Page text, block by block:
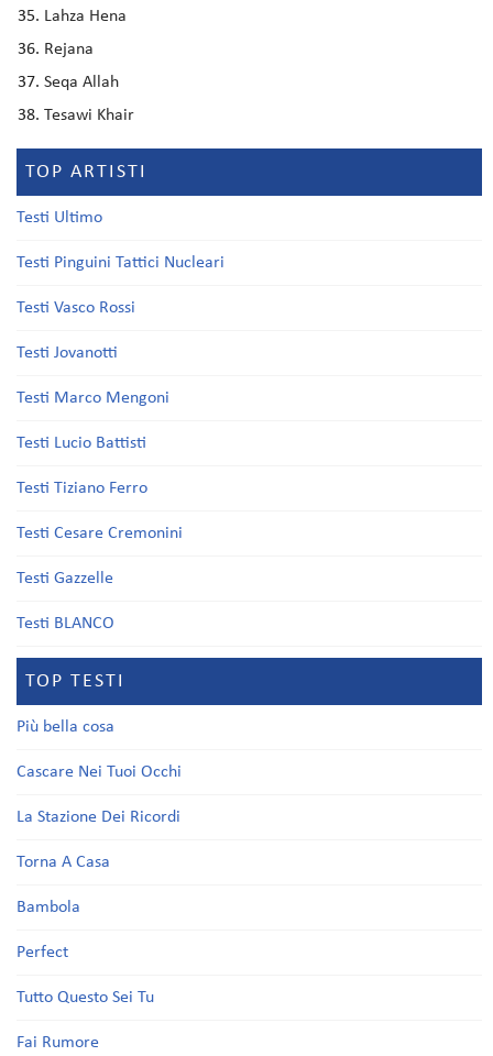
Lahza Hena
Rejana
Seqa Allah
Tesawi Khair
TOP ARTISTI
Testi Ultimo
Testi Pinguini Tattici Nucleari
Testi Vasco Rossi
Testi Jovanotti
Testi Marco Mengoni
Testi Lucio Battisti
Testi Tiziano Ferro
Testi Cesare Cremonini
Testi Gazzelle
Testi BLANCO
TOP TESTI
Più bella cosa
Cascare Nei Tuoi Occhi
La Stazione Dei Ricordi
Torna A Casa
Bambola
Perfect
Tutto Questo Sei Tu
Fai Rumore